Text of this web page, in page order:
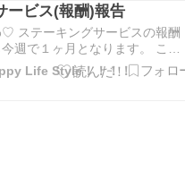
ので完全に安心…
ービス(報酬)報告
ステーキングサービスの報酬
週で１ヶ月となります。 この
すると 対象となる仮想通貨を
に応じて報酬がもられる(必ず
Life Style！！！！